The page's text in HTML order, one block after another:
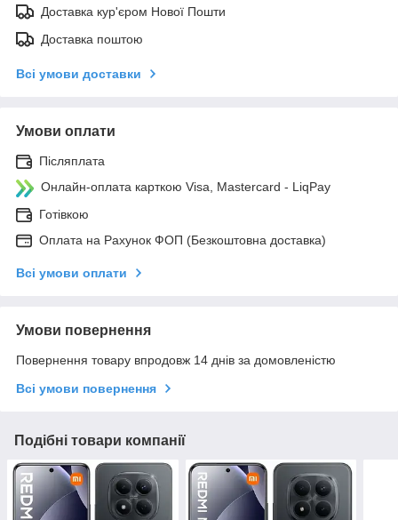
Доставка кур'єром Нової Пошти
Доставка поштою
Всі умови доставки
Умови оплати
Післяплата
Онлайн-оплата карткою Visa, Mastercard - LiqPay
Готівкою
Оплата на Рахунок ФОП (Безкоштовна доставка)
Всі умови оплати
Умови повернення
Повернення товару впродовж 14 днів за домовленістю
Всі умови повернення
Подібні товари компанії